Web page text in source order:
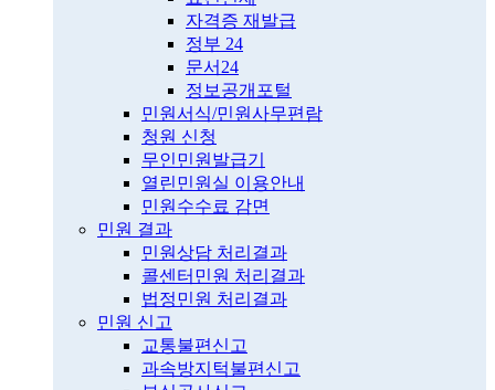
자격증 재발급
정부 24
문서24
정보공개포털
민원서식/민원사무편람
청원 신청
무인민원발급기
열린민원실 이용안내
민원수수료 감면
민원 결과
민원상담 처리결과
콜센터민원 처리결과
법정민원 처리결과
민원 신고
교통불편신고
과속방지턱불편신고